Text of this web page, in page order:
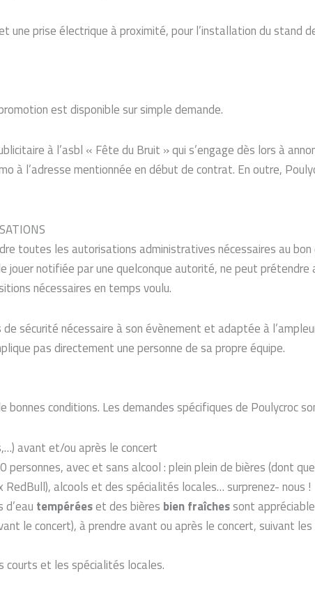
une prise électrique à proximité, pour l’installation du stand
est disponible sur simple demande.
à l’asbl « Fête du Bruit » qui s’engage dès lors à
à l’adresse mentionnée en début de contrat. En outre,
toutes les autorisations administratives nécessaires au
jouer notifiée par une quelconque autorité, ne peut
nécessaires en temps voulu.
sécurité nécessaire à son évènement et adaptée à
pas directement une personne de sa propre équipe.
bonnes conditions. Les demandes spécifiques de Poulycroc
avant et/ou après le concert
personnes, avec et sans alcool : plein plein de bières (dont
alcools et des spécialités locales… surprenez- nous !
tempéréeset des bières bien fraîchessont
le concert), à prendre avant ou après le concert, suivant les
courts et les spécialités locales.